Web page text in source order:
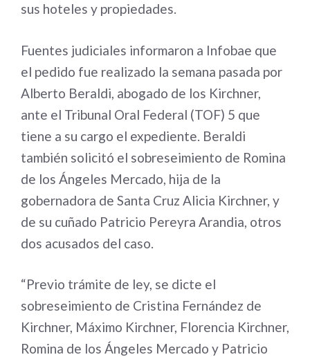
sus hoteles y propiedades.
Fuentes judiciales informaron a Infobae que
el pedido fue realizado la semana pasada por
Alberto Beraldi, abogado de los Kirchner,
ante el Tribunal Oral Federal (TOF) 5 que
tiene a su cargo el expediente. Beraldi
también solicitó el sobreseimiento de Romina
de los Ángeles Mercado, hija de la
gobernadora de Santa Cruz Alicia Kirchner, y
de su cuñado Patricio Pereyra Arandia, otros
dos acusados del caso.
“Previo trámite de ley, se dicte el
sobreseimiento de Cristina Fernández de
Kirchner, Máximo Kirchner, Florencia Kirchner,
Romina de los Ángeles Mercado y Patricio